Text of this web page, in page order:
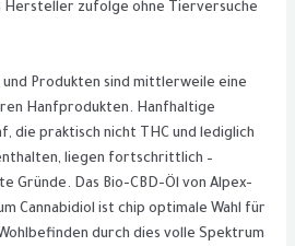
Hersteller zufolge ohne Tierversuche
und Produkten sind mittlerweile eine
Hanfprodukten. Hanfhaltige
die praktisch nicht THC und lediglich
liegen fortschrittlich –
Gründe. Das Bio-CBD-Öl von Alpex-
Cannabidiol ist chip optimale Wahl für
durch dies volle Spektrum